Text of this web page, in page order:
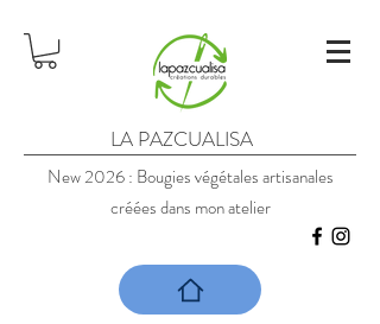
LA PAZCUALISA
New 2026 : Bougies végétales artisanales
créées dans mon atelier